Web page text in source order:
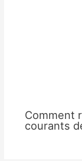
Comment
courants